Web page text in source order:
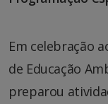
Em celebração
de Educação
preparou